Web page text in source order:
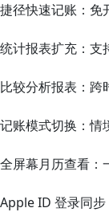
捷径快速记账：免
统计报表扩充：支
比较分析报表：跨
记账模式切换：情
全屏幕月历查看：
Apple ID 登录同